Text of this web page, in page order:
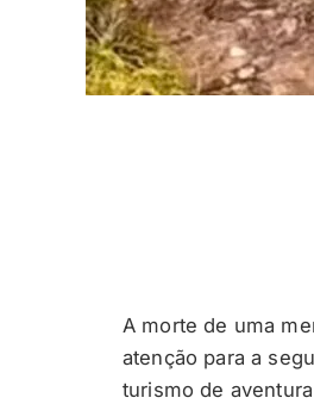
A morte de uma
atenção para a
turismo de